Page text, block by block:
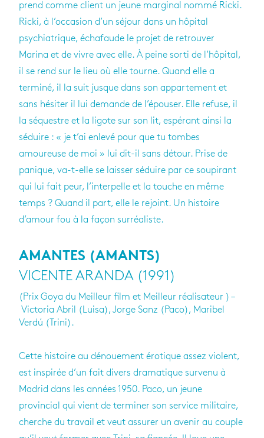
prend comme client un jeune marginal nommé Ricki.
Ricki, à l’occasion d’un séjour dans un hôpital
psychiatrique, échafaude le projet de retrouver
Marina et de vivre avec elle. À peine sorti de l’hôpital,
il se rend sur le lieu où elle tourne. Quand elle a
terminé, il la suit jusque dans son appartement et
sans hésiter il lui demande de l’épouser. Elle refuse, il
la séquestre et la ligote sur son lit, espérant ainsi la
séduire : « je t’ai enlevé pour que tu tombes
amoureuse de moi » lui dit-il sans détour. Prise de
panique, va-t-elle se laisser séduire par ce soupirant
qui lui fait peur, l’interpelle et la touche en même
temps ? Quand il part, elle le rejoint. Un histoire
d’amour fou à la façon surréaliste.
AMANTES (AMANTS)
VICENTE ARANDA (1991)
(Prix Goya du Meilleur film et Meilleur réalisateur ) –
Victoria Abril (Luisa), Jorge Sanz (Paco), Maribel
Verdú (Trini).
Cette histoire au dénouement érotique assez violent,
est inspirée d’un fait divers dramatique survenu à
Madrid dans les années 1950. Paco, un jeune
provincial qui vient de terminer son service militaire,
cherche du travail et veut assurer un avenir au couple